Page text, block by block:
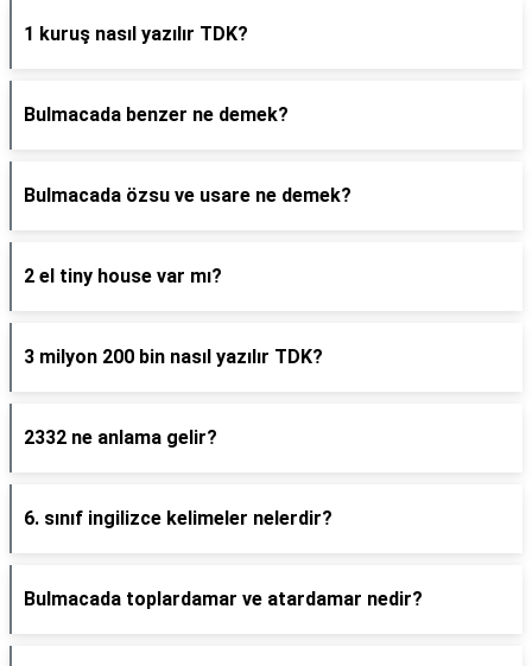
1 kuruş nasıl yazılır TDK?
Bulmacada benzer ne demek?
Bulmacada özsu ve usare ne demek?
2 el tiny house var mı?
3 milyon 200 bin nasıl yazılır TDK?
2332 ne anlama gelir?
6. sınıf ingilizce kelimeler nelerdir?
Bulmacada toplardamar ve atardamar nedir?